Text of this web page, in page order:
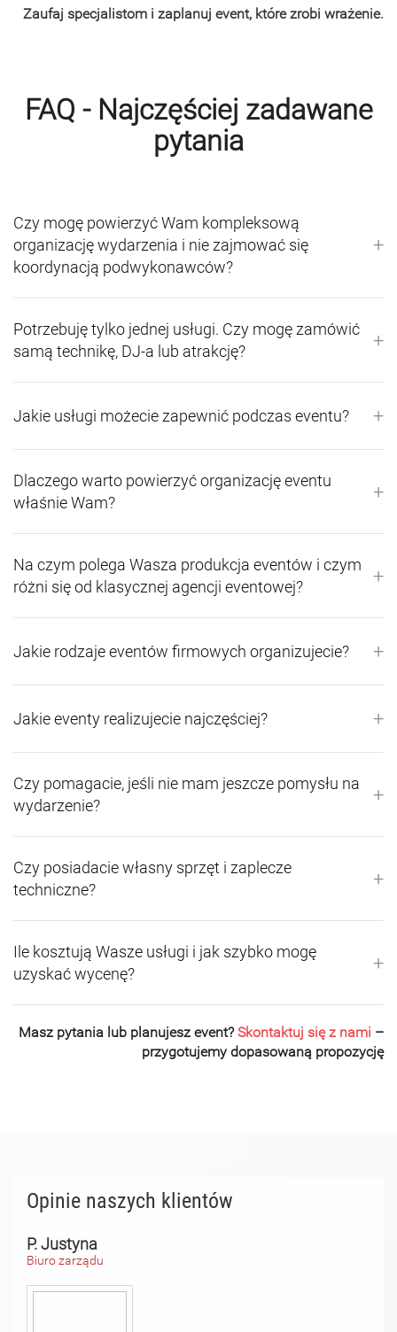
Zaufaj specjalistom i zaplanuj event, które zrobi wrażenie.
FAQ - Najczęściej zadawane
pytania
Czy mogę powierzyć Wam kompleksową
organizację wydarzenia i nie zajmować się
koordynacją podwykonawców?
+
Potrzebuję tylko jednej usługi. Czy mogę zamówić
samą technikę, DJ-a lub atrakcję?
+
Jakie usługi możecie zapewnić podczas eventu? +
Dlaczego warto powierzyć organizację eventu
właśnie Wam?
+
Na czym polega Wasza produkcja eventów i czym
różni się od klasycznej agencji eventowej?
+
Jakie rodzaje eventów firmowych organizujecie? +
Jakie eventy realizujecie najczęściej? +
Czy pomagacie, jeśli nie mam jeszcze pomysłu na
wydarzenie?
+
Czy posiadacie własny sprzęt i zaplecze
techniczne?
+
Ile kosztują Wasze usługi i jak szybko mogę
uzyskać wycenę?
+
Masz pytania lub planujesz event?Skontaktuj się z nami –
przygotujemy dopasowaną propozycję
Opinie naszych klientów
P. Justyna
Biuro zarządu